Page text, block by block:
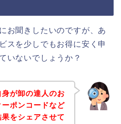
お聞きしたいのですが、あ
スを少しでもお得に安く申
いないでしょうか？
が卸の達人のお
ポンコードなど
をシェアさせて